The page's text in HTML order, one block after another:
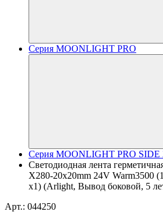
Серия MOONLIGHT PRO
Серия MOONLIGHT PRO SIDE
Светодиодная лента
X280-20x20mm 24V Warm3500
x1) (Arlight, Вывод боковой, 5
Арт.: 044250